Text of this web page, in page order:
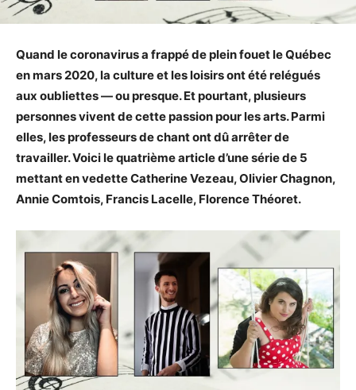
Quand le coronavirus a frappé de plein fouet le Québec
en mars 2020, la culture et les loisirs ont été relégués
aux oubliettes — ou presque. Et pourtant, plusieurs
personnes vivent de cette passion pour les arts. Parmi
elles, les professeurs de chant ont dû arrêter de
travailler. Voici le quatrième article d’une série de 5
mettant en vedette Catherine Vezeau, Olivier Chagnon,
Annie Comtois, Francis Lacelle, Florence Théoret.